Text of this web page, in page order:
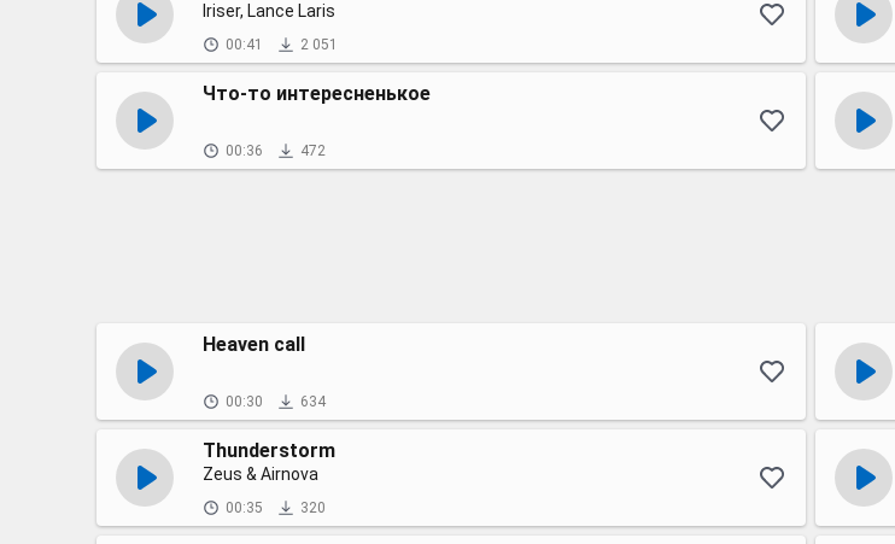
Iriser, Lance Laris
00:41 2 051
Что-то интересненькое
00:36 472
Heaven call
00:30 634
Thunderstorm
Zeus & Airnova
00:35 320